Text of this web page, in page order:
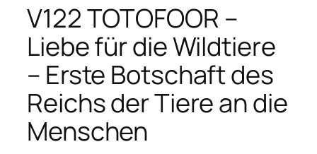
V122 TOTOFOOR –
Liebe für die Wildtiere
– Erste Botschaft des
Reichs der Tiere an die
Menschen